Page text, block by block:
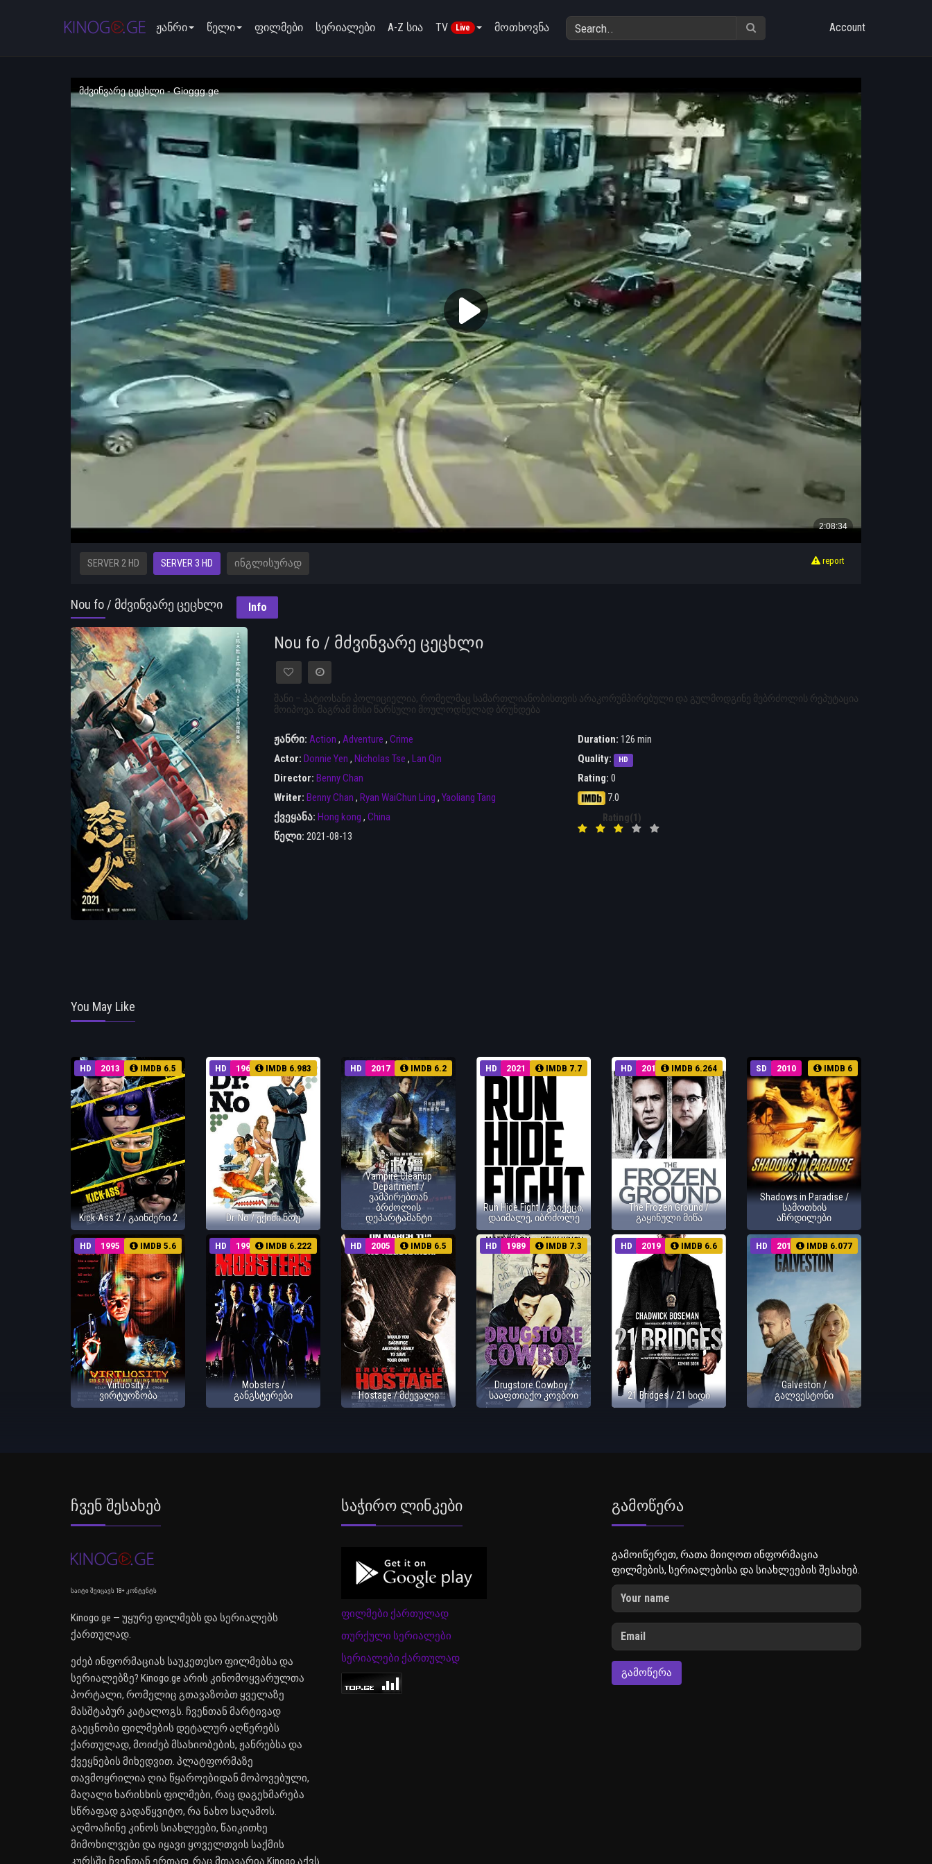
ჟანრი წელი ფილმები სერიალები A-Z სია TV Live მოთხოვნა Account
SERVER 2 HD SERVER 3 HD ᲘᲜᲒᲚᲘᲡᲣᲠᲐᲓ report
Nou fo / მძვინვარე ცეცხლი Info
Nou fo / მძვინვარე ცეცხლი
შანი – პატიოსანი პოლიციელია, რომელმაც სამართლიანობისთვის არაკორუმპირებული და გულმოდგინე მებრძოლის რეპუტაცია
მოიპოვა. მაგრამ მისი წარსული მოულოდნელად ბრუნდება
ჟანრი: Action , Adventure , Crime
Actor: Donnie Yen , Nicholas Tse , Lan Qin
Director: Benny Chan
Writer: Benny Chan , Ryan WaiChun Ling , Yaoliang Tang
ქვეყანა: Hong kong , China
წელი: 2021-08-13
Duration: 126 min
Quality:
HD
Rating: 0
7.0
Rating(1)
You May Like
HD 2013 IMDB 6.5
Kick-Ass 2 / გაინძერი 2
HD 1962 IMDB 6.983
Dr. No / ექიმი ნოუ
HD 2017 IMDB 6.2
Vampire Cleanup
Department /
ვამპირებთან
ბრძოლის
დეპარტამანტი
HD 2021 IMDB 7.7
Run Hide Fight / გაიქეცი,
დაიმალე, იბრძოლე
HD 2013 IMDB 6.264
The Frozen Ground /
გაყინული მიწა
SD 2010 IMDB 6
Shadows in Paradise /
სამოთხის
აჩრდილები
HD 1995 IMDB 5.6
Virtuosity /
ვირტუოზობა
HD 1991 IMDB 6.222
Mobsters /
განგსტერები
HD 2005 IMDB 6.5
Hostage / მძევალი
HD 1989 IMDB 7.3
Drugstore Cowboy /
სააფთიაქო კოვბოი
HD 2019 IMDB 6.6
21 Bridges / 21 ხიდი
HD 2018 IMDB 6.077
Galveston /
გალვესტონი
Ჩვენ Შესახებ
საიტი შეიცავს 18+ კონტენტს
Kinogo.ge — უყურე ფილმებს და სერიალებს
ქართულად.
ეძებ ინფორმაციას საუკეთესო ფილმებსა და
სერიალებზე? Kinogo.ge არის კინომოყვარულთა
პორტალი, რომელიც გთავაზობთ ყველაზე
მასშტაბურ კატალოგს. ჩვენთან მარტივად
გაეცნობი ფილმების დეტალურ აღწერებს
ქართულად, მოიძებ მსახიობების, ჟანრებსა და
ქვეყნების მიხედვით. პლატფორმაზე
თავმოყრილია ღია წყაროებიდან მოპოვებული,
მაღალი ხარისხის ფილმები, რაც დაგეხმარება
სწრაფად გადაწყვიტო, რა ნახო საღამოს.
აღმოაჩინე კინოს სიახლეები, წაიკითხე
მიმოხილვები და იყავი ყოველთვის საქმის
Საჭირო Ლინკები
ფილმები ქართულად
თურქული სერიალები
სერიალები ქართულად
Გამოწერა
გამოიწერეთ, რათა მიიღოთ ინფორმაცია
ფილმების, სერიალებისა და სიახლეების შესახებ.
ᲒᲐᲛᲝᲬᲔᲠᲐ